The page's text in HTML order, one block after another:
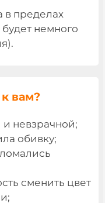
в пределах
немного
вам?
и невзрачной;
обивку;
сменить цвет